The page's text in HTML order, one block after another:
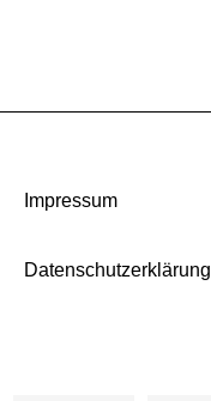
Impressum
Datenschutzerklärung